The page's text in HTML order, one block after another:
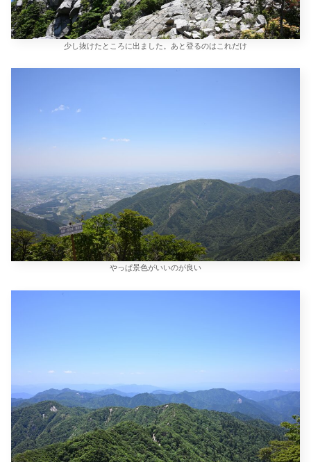
少し抜けたところに出ました。あと登るのはこれだけ
やっぱ景色がいいのが良い